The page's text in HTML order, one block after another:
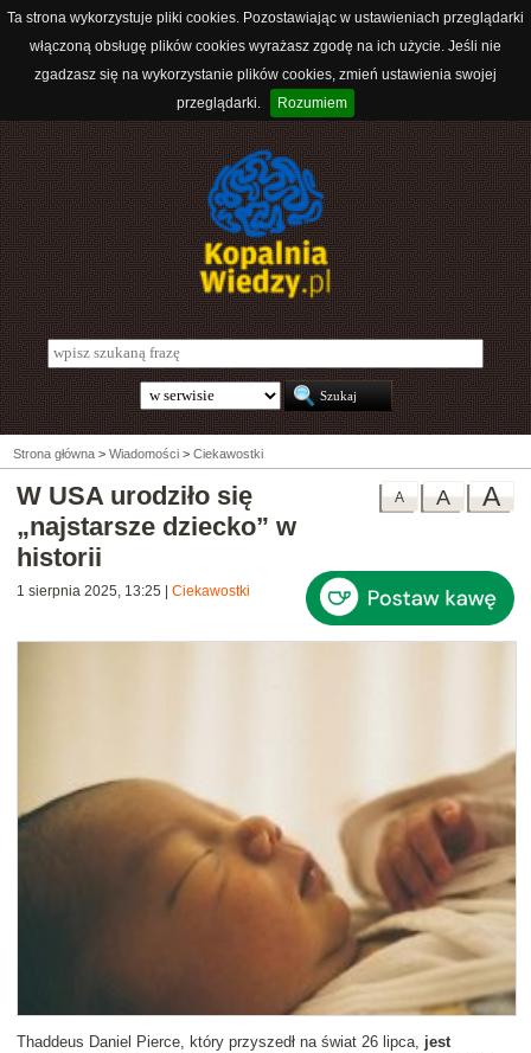
Ta strona wykorzystuje pliki cookies. Pozostawiając w ustawieniach przeglądarki
włączoną obsługę plików cookies wyrażasz zgodę na ich użycie. Jeśli nie
zgadzasz się na wykorzystanie plików cookies, zmień ustawienia swojej
przeglądarki.
Rozumiem
Strona główna > Wiadomości > Ciekawostki
A
A
A
W USA urodziło się
„najstarsze dziecko” w
historii
1 sierpnia 2025, 13:25 Ciekawostki
Thaddeus Daniel Pierce, który przyszedł na świat 26 lipca, jest